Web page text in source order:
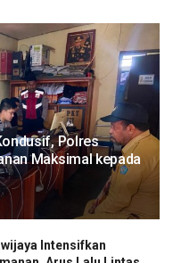
Polres
Maksimal kepada
Intensifkan